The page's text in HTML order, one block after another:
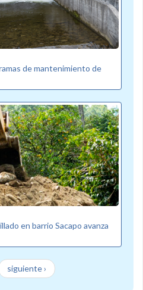
de mantenimiento de
en barrio Sacapo avanza
siguiente ›